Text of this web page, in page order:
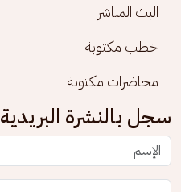
البث المباشر
خطب مكتوبة
محاضرات مكتوبة
سجل بالنشرة البريدية